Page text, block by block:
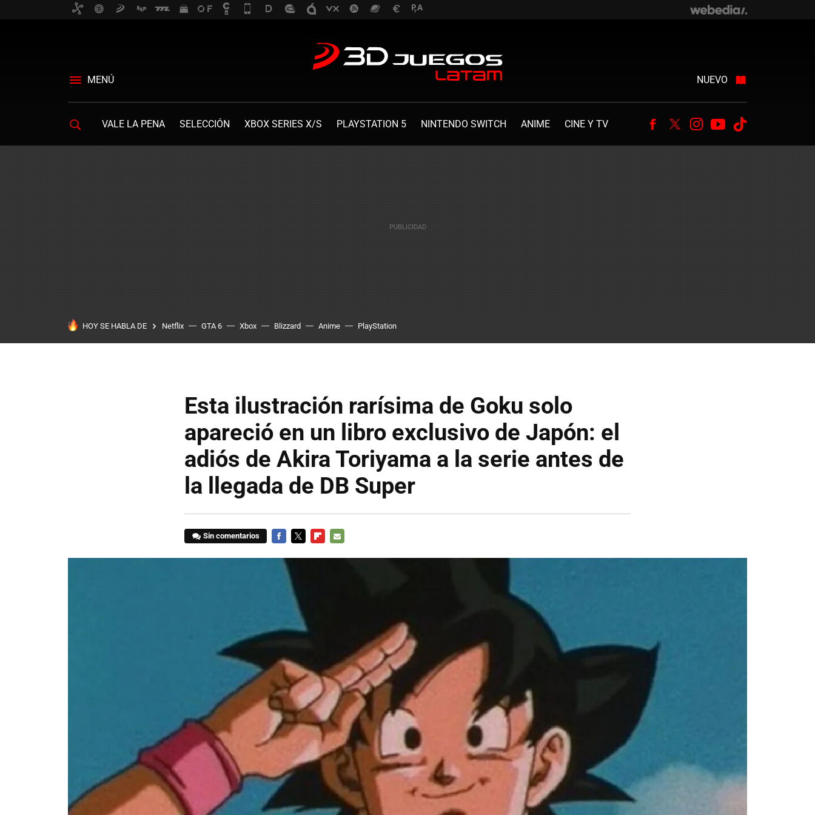
MENÚ NUEVO
VALE LA PENA SELECCIÓN XBOX SERIES X/S PLAYSTATION 5 NINTENDO SWITCH ANIME CINE Y TV Facebook
TwitterInstagram
Youtube
HOY SE HABLA DE Netflix GTA 6 Xbox Blizzard Anime PlayStation
Esta ilustración rarísima de Goku solo
apareció en un libro exclusivo de Japón: el
adiós de Akira Toriyama a la serie antes de
la llegada de DB Super
Sin comentarios